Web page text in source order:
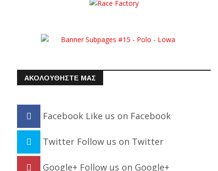
ΑΚΟΛΟΥΘΗΣΤΕ ΜΑΣ
Facebook Like us on Facebook
Twitter Follow us on Twitter
Google+ Follow us on Google+